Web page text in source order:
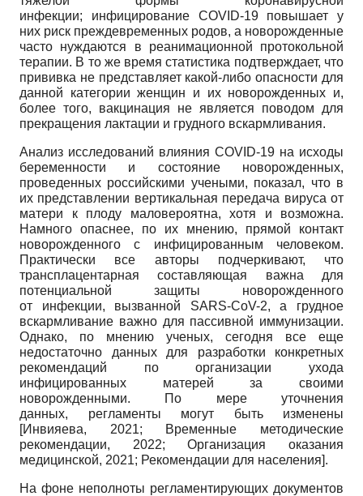
инфекции; инфицирование COVID-19 повышает у
них риск преждевременных родов, а новорожденные
часто нуждаются в реанимационной протокольной
терапии. В то же время статистика подтверждает, что
прививка не представляет какой-либо опасности для
данной категории женщин и их новорожденных и,
более того, вакцинация не является поводом для
прекращения лактации и грудного вскармливания.
Анализ исследований влияния COVID-19 на исходы
беременности и состояние новорожденных,
проведенных российскими учеными, показал, что в
их представлении вертикальная передача вируса от
матери к плоду маловероятна, хотя и возможна.
Намного опаснее, по их мнению, прямой контакт
новорожденного с инфицированным человеком.
Практически все авторы подчеркивают, что
трансплацентарная составляющая важна для
потенциальной защиты новорожденного
от инфекции, вызванной SARS-CoV-2, а грудное
вскармливание важно для пассивной иммунизации.
Однако, по мнению ученых, сегодня все еще
недостаточно данных для разработки конкретных
рекомендаций по организации ухода
инфицированных матерей за своими
новорожденными. По мере уточнения
данных, регламенты могут быть изменены
[Инвияева, 2021; Временные методические
рекомендации, 2022;Организация оказания
медицинской, 2021; Рекомендации для населения].
На фоне неполноты регламентирующих документов